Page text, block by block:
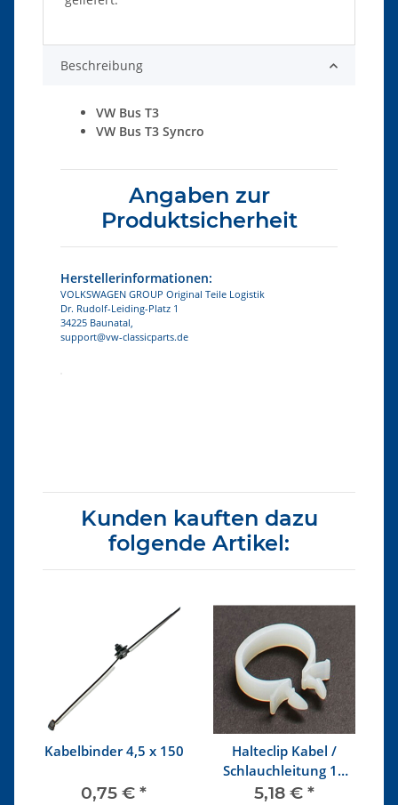
Beschreibung
VW Bus T3
VW Bus T3 Syncro
Angaben zur
Produktsicherheit
Herstellerinformationen:
VOLKSWAGEN GROUP Original Teile Logistik
Dr. Rudolf-Leiding-Platz 1
34225 Baunatal,
support@vw-classicparts.de
Kunden kauften dazu
folgende Artikel:
Kabelbinder 4,5 x 150
0,75 € *
Halteclip Kabel /
Schlauchleitung 18
mm
5,18 € *